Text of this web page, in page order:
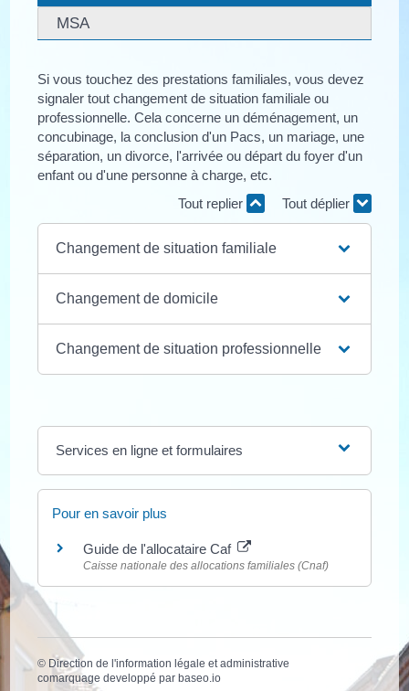
MSA
Si vous touchez des prestations familiales, vous devez
signaler tout changement de situation familiale ou
professionnelle. Cela concerne un déménagement, un
concubinage, la conclusion d'un Pacs, un mariage, une
séparation, un divorce, l'arrivée ou départ du foyer d'un
enfant ou d'une personne à charge, etc.
Tout replier
Tout déplier
Changement de situation familiale
Changement de domicile
Changement de situation professionnelle
Services en ligne et formulaires
Pour en savoir plus
Guide de l'allocataire Caf
Caisse nationale des allocations familiales (Cnaf)
© Direction de l'information légale et administrative
comarquage developpé parbaseo.io